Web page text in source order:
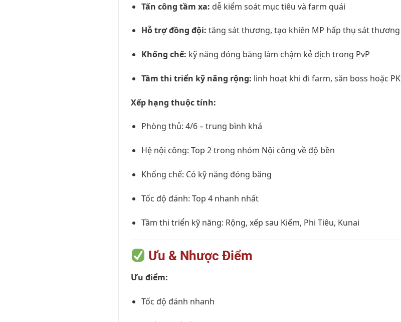
Tấn công tầm xa: dễ kiểm soát mục tiêu và farm quái
Hỗ trợ đồng đội: tăng sát thương, tạo khiên MP hấp thụ sát thương
Khống chế: kỹ năng đóng băng làm chậm kẻ địch trong PvP
Tầm thi triển kỹ năng rộng: linh hoạt khi đi farm, săn boss hoặc PK
Xếp hạng thuộc tính:
Phòng thủ: 4/6 – trung bình khá
Hệ nội công: Top 2 trong nhóm Nội công về độ bền
Khống chế: Có kỹ năng đóng băng
Tốc độ đánh: Top 4 nhanh nhất
Tầm thi triển kỹ năng: Rộng, xếp sau Kiếm, Phi Tiêu, Kunai
Ưu & Nhược Điểm
Ưu điểm:
Tốc độ đánh nhanh